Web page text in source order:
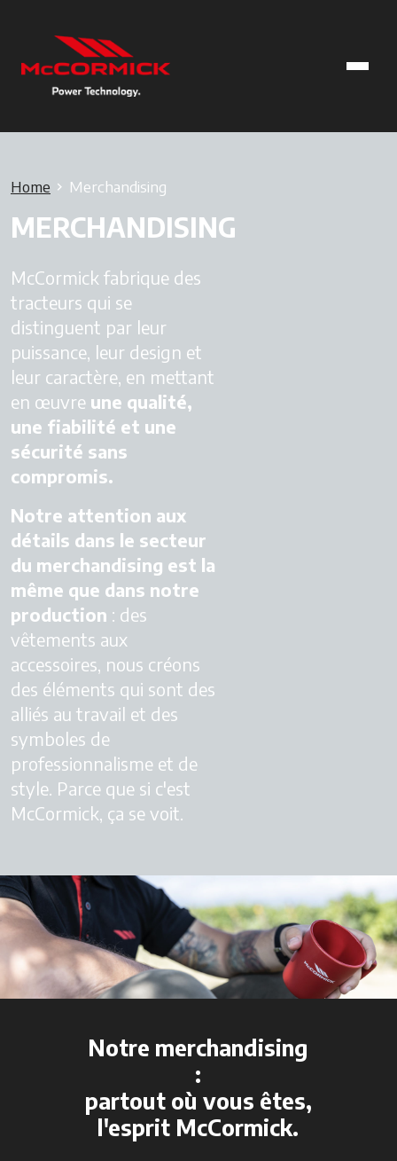
Home Merchandising
MERCHANDISING
McCormick fabrique des
tracteurs qui se
distinguent par leur
puissance, leur design et
leur caractère, en mettant
en œuvre une qualité,
une fiabilité et une
sécurité sans
compromis.
Notre attention aux
détails dans le secteur
du merchandising est la
même que dans notre
production : des
vêtements aux
accessoires, nous créons
des éléments qui sont des
alliés au travail et des
symboles de
professionnalisme et de
style. Parce que si c'est
McCormick, ça se voit.
Notre merchandising
:
partout où vous êtes,
l'esprit McCormick.